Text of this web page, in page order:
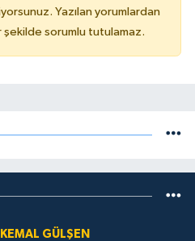
Yazılan yorumlardan
sorumlu tutulamaz.
GÜLŞEN